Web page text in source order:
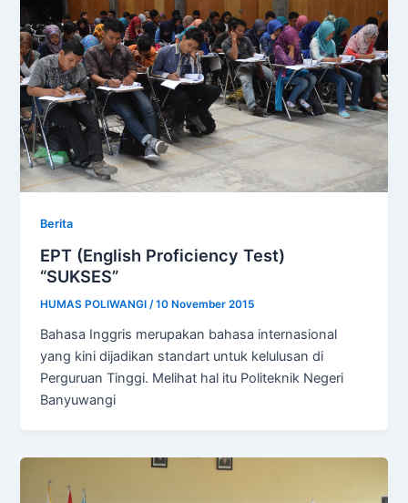
Berita
EPT (English Proficiency Test)
“SUKSES”
HUMAS POLIWANGI /10 November 2015
Bahasa Inggris merupakan bahasa internasional
yang kini dijadikan standart untuk kelulusan di
Perguruan Tinggi. Melihat hal itu Politeknik Negeri
Banyuwangi